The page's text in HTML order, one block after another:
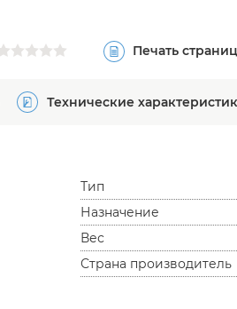
Печать
Технические
Тип
Назначение
Вес
Страна производитель